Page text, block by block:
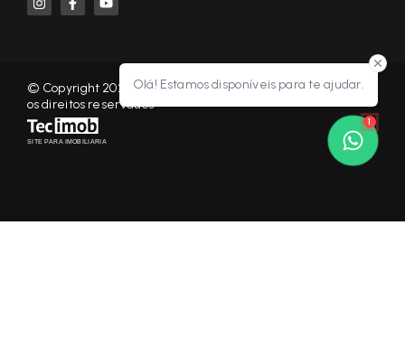
Olá! Estamos disponíveis para te ajudar.
1
© Copyright 2026 - KF NEGÓCIOS IMOBILIÁRIOS RP - Todos
os direitos reservados
SITE PARA IMOBILIARIA